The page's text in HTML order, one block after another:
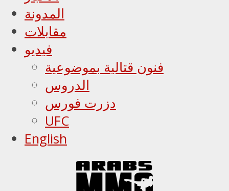
المدونة
مقابلات
فيديو
فنون قتالية بموضوعية
الدروس
دزرت فورس
UFC
English